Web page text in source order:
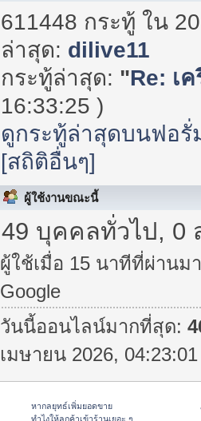
611448 กระทู้ ใน
ล่าสุด: dilive11
กระทู้ล่าสุด: "Re: เ
16:33:25 )
ดูกระทู้ล่าสุดบนฟอรั่
[สถิติอื่นๆ]
ผู้ใช้งานขณะนี้
49 บุคคลทั่วไป, 0
ผู้ใช้เมื่อ 15 นาทีที่ผ่านม
Google
วันนี้ออนไลน์มากที่สุด:
เมษายน 2026,
หากลยุทธ์เพิ่มยอดขาย
ทําไงให้ลูกค้าเข้าร้านเยอะ ๆ